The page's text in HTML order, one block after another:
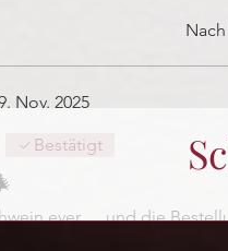
Nov. 2025
bewertet.
Bestätigt
ever…..und die